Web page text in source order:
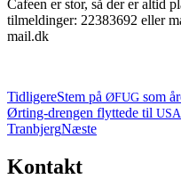
Cafe­en er stor, så der er altid
til­mel­din­ger: 22383692 eller
mail.​dk
TidligereStem på ØFUG som
Ørting-dren­gen flyt­te­de til USA
TranbjergNæste
Kontakt